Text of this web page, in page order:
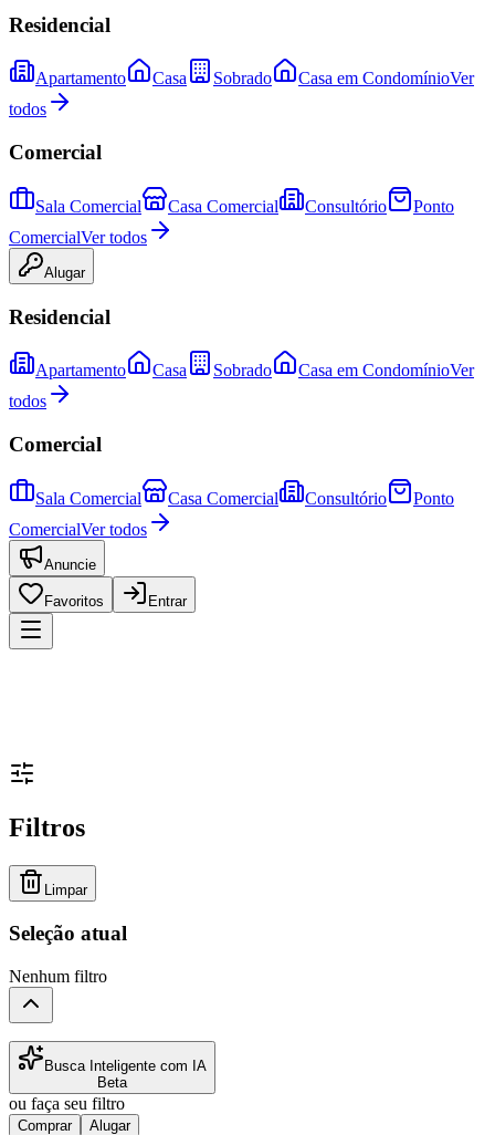
Residencial
Apartamento Casa Sobrado Casa em CondomínioVer
todos
Comercial
Sala Comercial Casa Comercial Consultório
Ponto
ComercialVer todos
Alugar
Residencial
Apartamento Casa Sobrado Casa em CondomínioVer
todos
Comercial
Sala Comercial Casa Comercial Consultório
Ponto
ComercialVer todos
Anuncie
Favoritos Entrar
Filtros
Limpar
Seleção atual
Nenhum filtro
Busca Inteligente com IA
Beta
ou faça seu filtro
Comprar Alugar